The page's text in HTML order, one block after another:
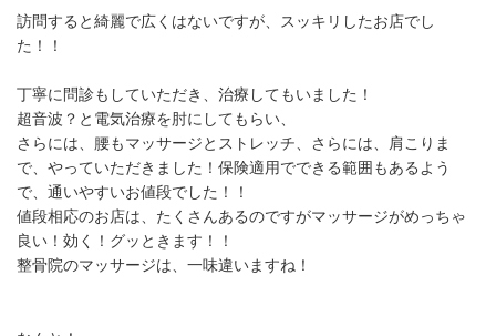
訪問すると綺麗で広くはないですが、スッキリしたお店でし
た！！
丁寧に問診もしていただき、治療してもいました！
超音波？と電気治療を肘にしてもらい、
さらには、腰もマッサージとストレッチ、さらには、肩こりま
で、やっていただきました！保険適用でできる範囲もあるよう
で、通いやすいお値段でした！！
値段相応のお店は、たくさんあるのですがマッサージがめっちゃ
良い！効く！グッときます！！
整骨院のマッサージは、一味違いますね！